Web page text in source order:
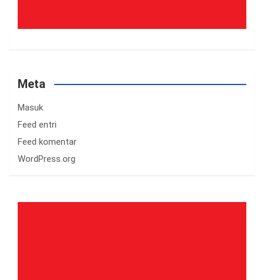
Meta
Masuk
Feed entri
Feed komentar
WordPress.org